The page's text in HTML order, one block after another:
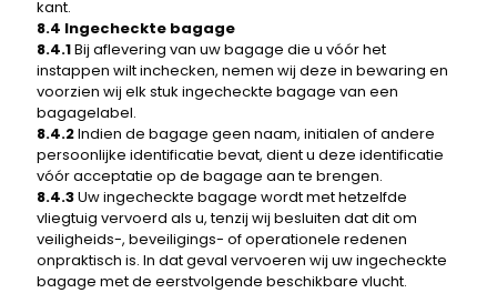
kant.
8.4 Ingecheckte bagage
8.4.1Bij aflevering van uw bagage die u vóór het
instappen wilt inchecken, nemen wij deze in bewaring en
voorzien wij elk stuk ingecheckte bagage van een
bagagelabel.
8.4.2Indien de bagage geen naam, initialen of andere
persoonlijke identificatie bevat, dient u deze identificatie
vóór acceptatie op de bagage aan te brengen.
8.4.3Uw ingecheckte bagage wordt met hetzelfde
vliegtuig vervoerd als u, tenzij wij besluiten dat dit om
veiligheids-, beveiligings- of operationele redenen
onpraktisch is. In dat geval vervoeren wij uw ingecheckte
bagage met de eerstvolgende beschikbare vlucht.